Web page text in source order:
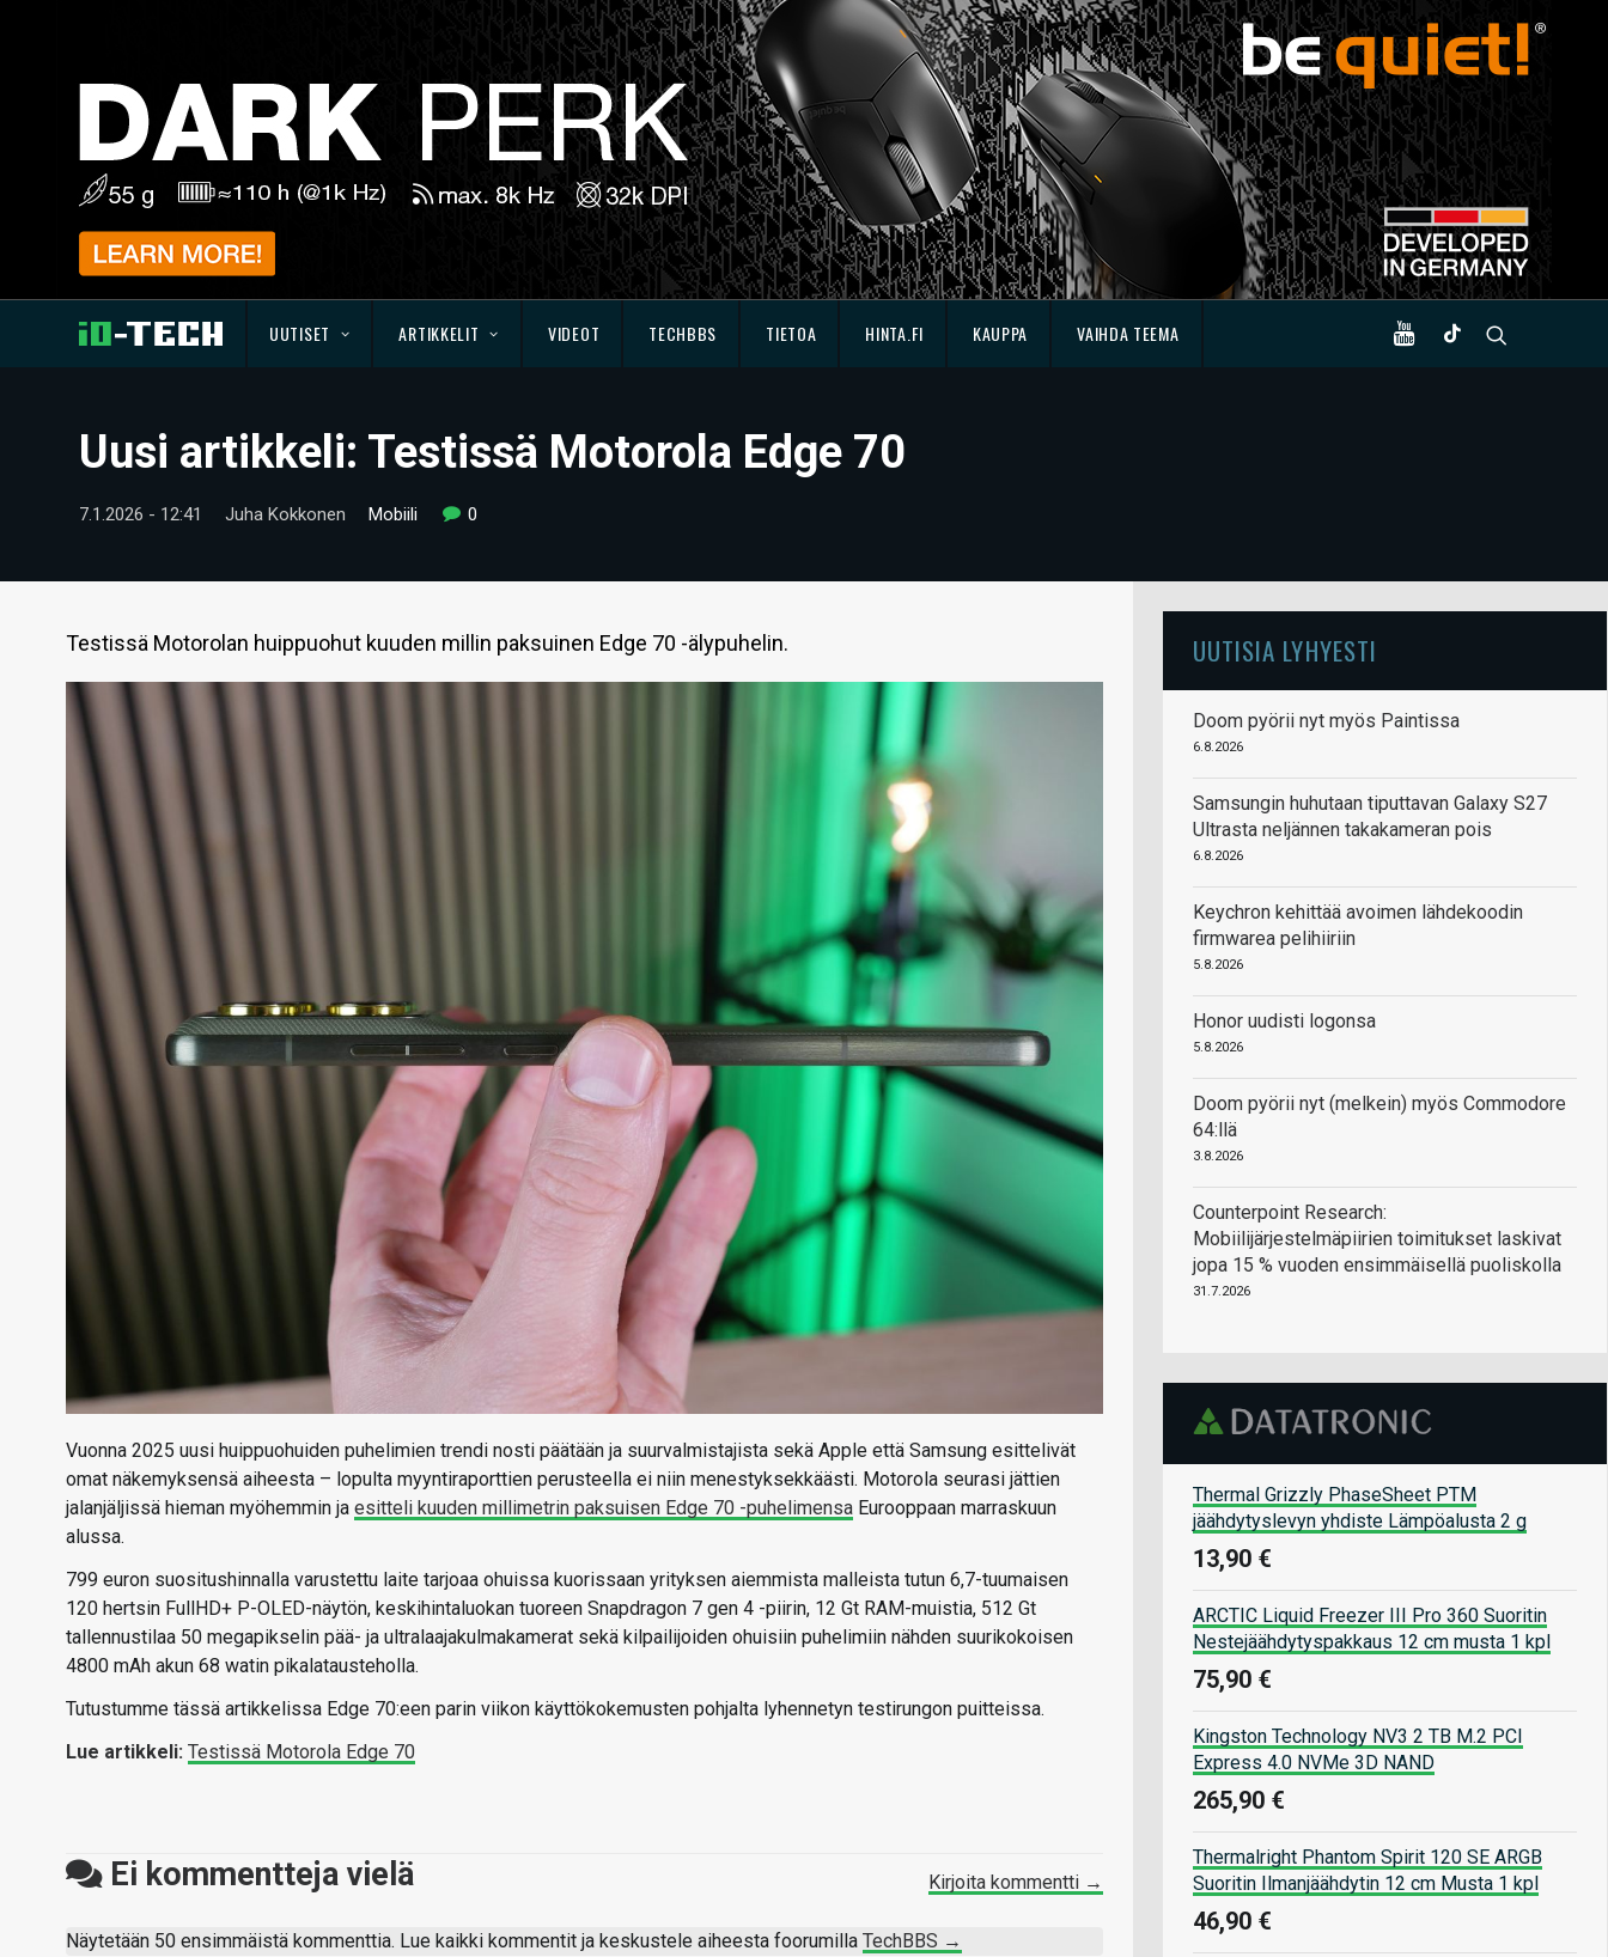
UUTISET ARTIKKELIT VIDEOT TECHBBS TIETOA HINTA.FI KAUPPA VAIHDA TEEMA
Uusi artikkeli: Testissä Motorola Edge 70
7.1.2026 - 12:41 Juha Kokkonen Mobiili 0
Testissä Motorolan huippuohut kuuden millin paksuinen Edge 70 -älypuhelin.
Vuonna 2025 uusi huippuohuiden puhelimien trendi nosti päätään ja suurvalmistajista sekä Apple että Samsung esittelivät
omat näkemyksensä aiheesta – lopulta myyntiraporttien perusteella ei niin menestyksekkäästi. Motorola seurasi jättien
jalanjäljissä hieman myöhemmin ja esitteli kuuden millimetrin paksuisen Edge 70 -puhelimensa Eurooppaan marraskuun
alussa.
799 euron suositushinnalla varustettu laite tarjoaa ohuissa kuorissaan yrityksen aiemmista malleista tutun 6,7-tuumaisen
120 hertsin FullHD+ P-OLED-näytön, keskihintaluokan tuoreen Snapdragon 7 gen 4 -piirin, 12 Gt RAM-muistia, 512 Gt
tallennustilaa 50 megapikselin pää- ja ultralaajakulmakamerat sekä kilpailijoiden ohuisiin puhelimiin nähden suurikokoisen
4800 mAh akun 68 watin pikalatausteholla.
Tutustumme tässä artikkelissa Edge 70:een parin viikon käyttökokemusten pohjalta lyhennetyn testirungon puitteissa.
Lue artikkeli: Testissä Motorola Edge 70
Ei kommentteja vielä Kirjoita kommentti →
Näytetään 50 ensimmäistä kommenttia. Lue kaikki kommentit ja keskustele aiheesta foorumilla TechBBS →
UUTISIA LYHYESTI
Doom pyörii nyt myös Paintissa
6.8.2026
Samsungin huhutaan tiputtavan Galaxy S27
Ultrasta neljännen takakameran pois
6.8.2026
Keychron kehittää avoimen lähdekoodin
firmwarea pelihiiriin
5.8.2026
Honor uudisti logonsa
5.8.2026
Doom pyörii nyt (melkein) myös Commodore
64:llä
3.8.2026
Counterpoint Research:
Mobiilijärjestelmäpiirien toimitukset laskivat
jopa 15 % vuoden ensimmäisellä puoliskolla
31.7.2026
Thermal Grizzly PhaseSheet PTM
jäähdytyslevyn yhdiste Lämpöalusta 2 g
13,90 €
ARCTIC Liquid Freezer III Pro 360 Suoritin
Nestejäähdytyspakkaus 12 cm musta 1 kpl
75,90 €
Kingston Technology NV3 2 TB M.2 PCI
Express 4.0 NVMe 3D NAND
265,90 €
Thermalright Phantom Spirit 120 SE ARGB
Suoritin Ilmanjäähdytin 12 cm Musta 1 kpl
46,90 €